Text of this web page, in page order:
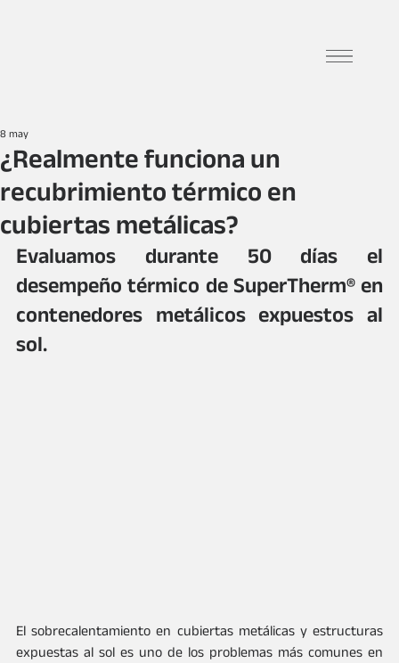
¿Realmente funciona un
recubrimiento térmico en
cubiertas metálicas?
8 may
Evaluamos durante 50 días el
desempeño térmico de SuperTherm® en
contenedores metálicos expuestos al
sol.
El sobrecalentamiento en cubiertas metálicas y estructuras
expuestas al sol es uno de los problemas más comunes en